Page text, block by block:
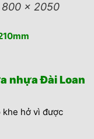
x 2050
nhựa Đài Loan
khe hở vì được